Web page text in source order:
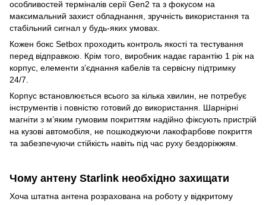
особливостей терміналів серії Gen2 та з фокусом на
максимальний захист обладнання, зручність використання та
стабільний сигнал у будь-яких умовах.
Кожен бокс Setbox проходить контроль якості та тестування
перед відправкою. Крім того, виробник надає гарантію 1 рік на
корпус, елементи з’єднання кабелів та сервісну підтримку
24/7.
Корпус встановлюється всього за кілька хвилин, не потребує
інструментів і повністю готовий до використання. Шарнірні
магніти з м’яким гумовим покриттям надійно фіксують пристрій
на кузові автомобіля, не пошкоджуючи лакофарбове покриття
та забезпечуючи стійкість навіть під час руху бездоріжжям.
Чому антену Starlink необхідно захищати
Хоча штатна антена розрахована на роботу у відкритому